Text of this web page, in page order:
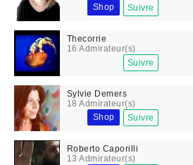
Suivre
Shop
Thecorrie
16 Admirateur(s)
Suivre
Sylvie Demers
18 Admirateur(s)
Suivre
Shop
Roberto Caporilli
13 Admirateur(s)